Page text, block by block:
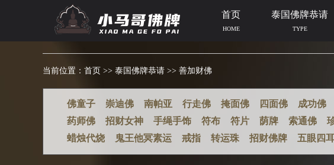
首页
HOME
泰国佛牌恭请
TYPE
当前位置： 首页 >> 泰国佛牌恭请 >> 善加财佛
佛童子 崇迪佛 南帕亚 行走佛 掩面佛 四面佛 成功佛
药师佛
招财女神 手绳手饰 符布 符片 荫牌 索通佛
蜡烛代烧
鬼王他冥素运 戒指 转运珠 招财佛牌 五眼四